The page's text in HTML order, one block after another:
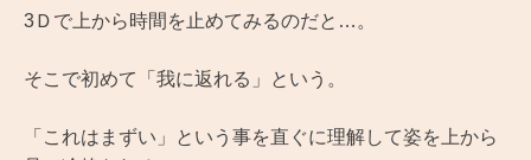
3Ｄで上から時間を止めてみるのだと…。
そこで初めて「我に返れる」という。
「これはまずい」という事を直ぐに理解して姿を上から